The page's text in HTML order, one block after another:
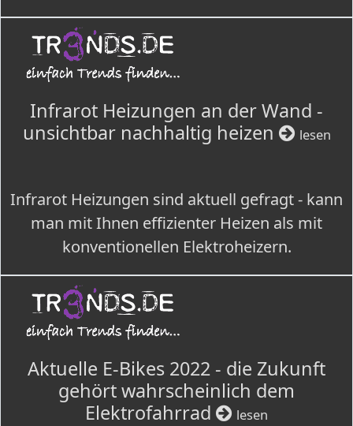
Infrarot Heizungen an der Wand -
unsichtbar nachhaltig heizen
lesen
Infrarot Heizungen sind aktuell gefragt - kann
man mit Ihnen effizienter Heizen als mit
konventionellen Elektroheizern.
Aktuelle E-Bikes 2022 - die Zukunft
gehört wahrscheinlich dem
Elektrofahrrad
lesen